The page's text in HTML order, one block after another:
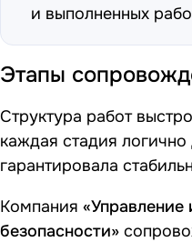
и выполненных
Этапы
Структура работ
каждая стадия
гарантировала
Компания
безопасности»